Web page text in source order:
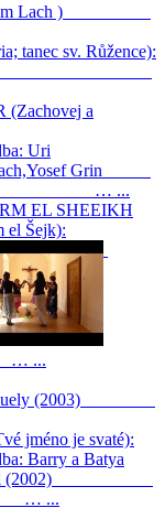
(Šalom Lach )
tanec sv. Růžence):
neznámý
a
Uri
Grin
...
EL SHEEIKH
el Šejk):
...
(2003)
jméno je svaté):
Barry a Batya
(2002)
...